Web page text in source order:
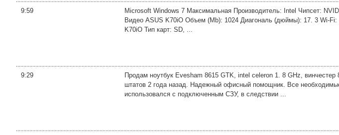
9:59
Microsoft Windows 7 Максимальная Производитель: Intel Чипсет:
Видео ASUS K70iO Объем (Mb): 1024 Диагональ (дюймы): 17. 3 Wi-
K70iO Тип карт: SD, ...
9:29
Продам ноутбук Evesham 8615 GTK, intel celeron 1. 8 GHz,
штатов 2 года назад. Надежный офисный помощник. Все
использовался с подключенным СЗУ, в следствии ...